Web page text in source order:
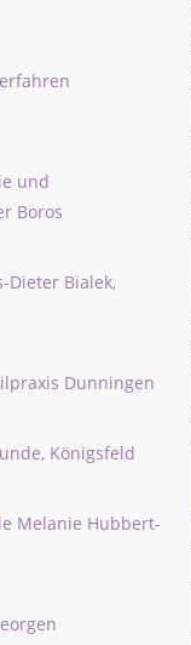
und
Boros
Dieter Bialek,
Dunningen
Königsfeld
Melanie Hubbert-